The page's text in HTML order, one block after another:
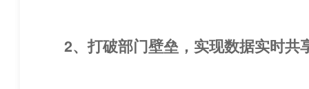
2、打破部门壁垒，实现数据实时共